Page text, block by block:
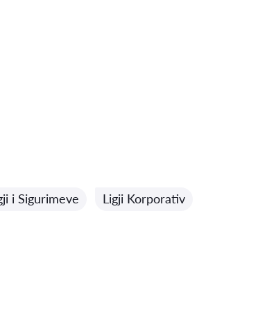
i Sigurimeve Ligji Korporativ